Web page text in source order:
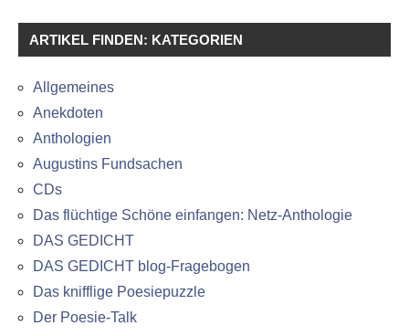
ARTIKEL FINDEN: KATEGORIEN
Allgemeines
Anekdoten
Anthologien
Augustins Fundsachen
CDs
Das flüchtige Schöne einfangen: Netz-Anthologie
DAS GEDICHT
DAS GEDICHT blog-Fragebogen
Das knifflige Poesiepuzzle
Der Poesie-Talk